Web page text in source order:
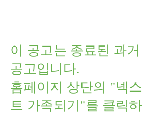
​이 공고는 종료된 과거
공고입니다.
홈페이지 상단의 "넥스
트 가족되기"를 클릭하